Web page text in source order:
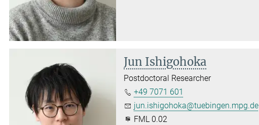
Jun Ishigohoka
Postdoctoral Researcher
+49 7071 601
jun.ishigohoka@tuebingen.mpg.de
FML 0.02